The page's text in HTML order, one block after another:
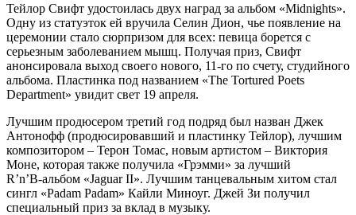
Тейлор Свифт удостоилась двух наград за альбом «Midnights».
Одну из статуэток ей вручила Селин Дион, чье появление на
церемонии стало сюрпризом для всех: певица борется с
серьезным заболеванием мышц. Получая приз, Свифт
анонсировала выход своего нового, 11-го по счету, студийного
альбома. Пластинка под названием «The Tortured Poets
Department» увидит свет 19 апреля.
Лучшим продюсером третий год подряд был назван Джек
Антонофф (продюсировавший и пластинку Тейлор), лучшим
композитором – Терон Томас, новым артистом – Виктория
Моне, которая также получила «Грэмми» за лучший
R’n’B‑альбом «Jaguar II». Лучшим танцевальным хитом стал
сингл «Padam Padam» Кайли Миноуг. Джей Зи получил
специальный приз за вклад в музыку.